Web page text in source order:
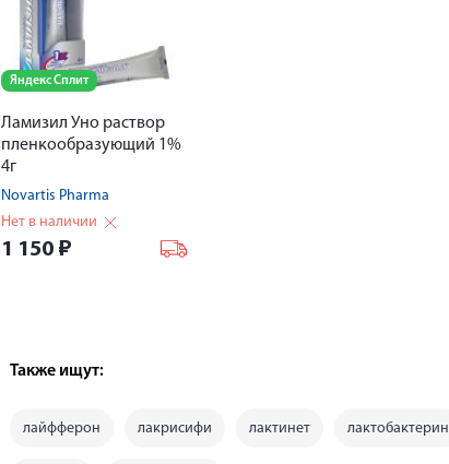
Яндекс Сплит
Ламизил Уно раствор
пленкообразующий 1%
4г
Novartis Pharma
Нет в наличии
1 150 ₽
Также ищут:
лайфферон лакрисифи лактинет лактобактерин